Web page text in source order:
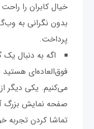
خیال کابران را
بدون نگرانی به
پرداخت.
اگه به دنبال
فوق‌العاده‌ای
صفحه نمایش بزرگ
تماشا کردن تجربه